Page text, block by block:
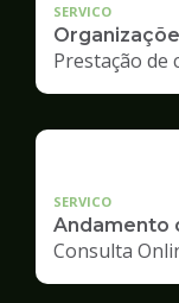
SERVICO
Prestação de
SERVICO
Andamento
Consulta